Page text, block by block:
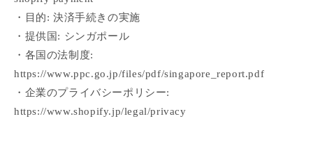
・目的: 決済手続きの実施
・提供国: シンガポール
・各国の法制度:
https://www.ppc.go.jp/files/pdf/singapore_report.pdf
・企業のプライバシーポリシー:
https://www.shopify.jp/legal/privacy